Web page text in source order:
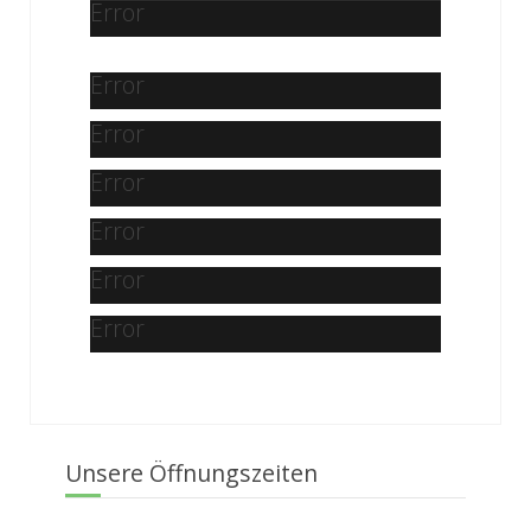
Error
Error
Error
Error
Error
Error
Error
Unsere Öffnungszeiten